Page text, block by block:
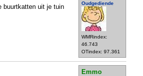
Oudgediende
WMRindex:
46.743
OTindex: 97.361
buurtkatten uit je tuin
Emmo